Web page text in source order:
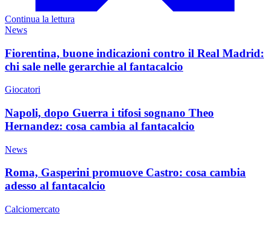
Continua la lettura
News
Fiorentina, buone indicazioni contro il Real Madrid:
chi sale nelle gerarchie al fantacalcio
Giocatori
Napoli, dopo Guerra i tifosi sognano Theo
Hernandez: cosa cambia al fantacalcio
News
Roma, Gasperini promuove Castro: cosa cambia
adesso al fantacalcio
Calciomercato